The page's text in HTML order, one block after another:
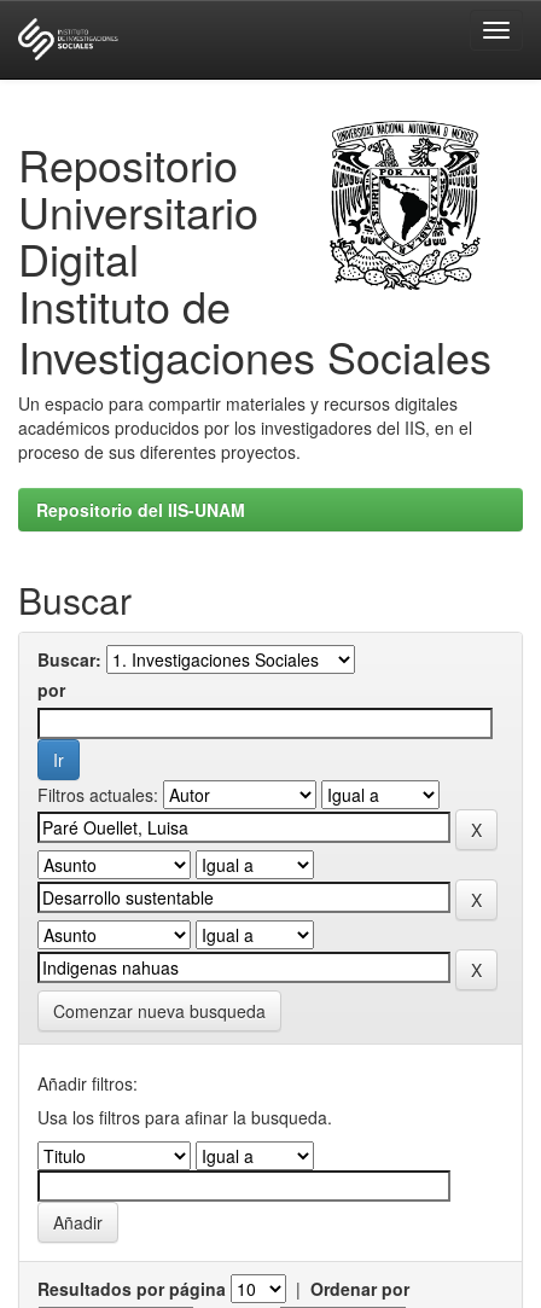
Repositorio
Universitario
Digital
Instituto de
Investigaciones Sociales
Un espacio para compartir materiales y recursos digitales
académicos producidos por los investigadores del IIS, en el
proceso de sus diferentes proyectos.
Repositorio del IIS-UNAM
Buscar
Buscar:
por
Filtros actuales:
Comenzar nueva busqueda
Añadir filtros:
Usa los filtros para afinar la busqueda.
Resultados por página | Ordenar por